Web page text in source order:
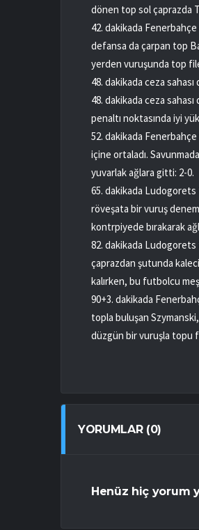
dönen top sol çaprazda
42. dakikada
defansa da çarpan top
yerden vuruşunda top
48. dakikada ceza sahası
48. dakikada ceza
penaltı noktasında iyi
52. dakikada Fenerbahçe
içine ortaladı.
yuvarlak ağlara gitti: 2-0.
65. dakikada Ludogorets
röveşata bir vuruş
kontrpiyede bırakarak
82. dakikada
çaprazdan şutunda
kalırken, bu futbolcu
90+3. dakikada
topla buluşan
düzgün bir vuruşla topu
YORUMLAR (0)
Henüz hiç yorum